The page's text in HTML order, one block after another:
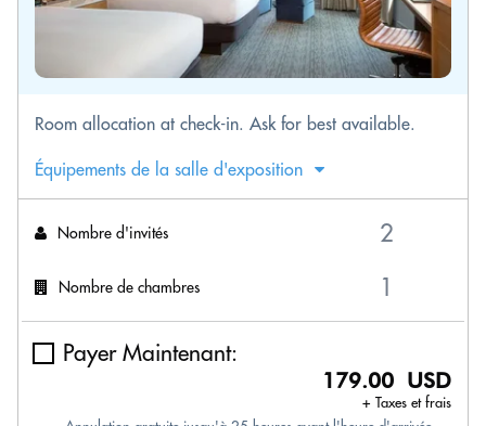
Room allocation at check-in. Ask for best available.
Équipements de la salle d'exposition
Nombre d'invités
Nombre de chambres
Payer Maintenant:
179.00 USD
+ Taxes et frais